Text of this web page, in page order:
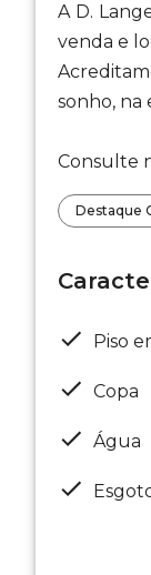
A D.
venda e
sonho, na
Consulte
Destaque
Piso
Copa
Água